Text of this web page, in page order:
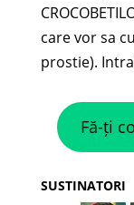
care vor sa
prostie).
Fă-ți
SUSTINATORI